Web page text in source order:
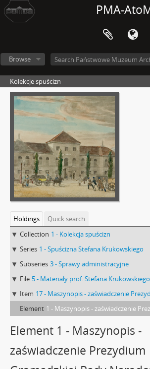
PMA-
Browse
Kolekcje spuścizn
Holdings
Quick search
Collection 1 - Kolekcja spuścizn
Series 1 - Spuścizna Stefana Krukowskiego
Subseries 3 - Sprawy administracyjne
File 5 - Materiały prof. Stefana Krukowskiego:
Item 17 - Maszynopis - zaświadczenie Prezydium Gromadzkiej Rady Narodowej w Borii z dnia 27
Element 1 - Maszynopis - zaświadczenie Prezydium Gromadzkiej Rady Narodowej w Borii z dnia
Element 1 - Maszynopis -
zaświadczenie Prezydium